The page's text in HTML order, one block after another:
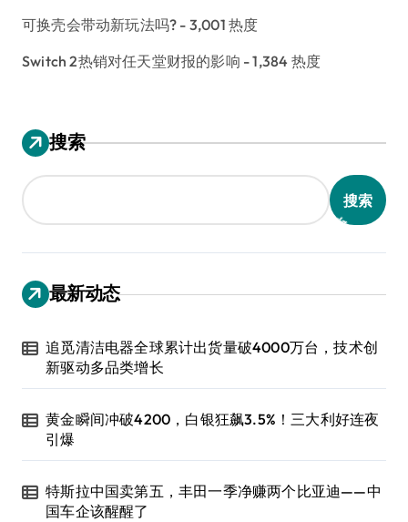
可换壳会带动新玩法吗? - 3,001 热度
Switch 2热销对任天堂财报的影响 - 1,384 热度
搜索
搜索
最新动态
追觅清洁电器全球累计出货量破4000万台，技术创
新驱动多品类增长
黄金瞬间冲破4200，白银狂飙3.5%！三大利好连夜
引爆
特斯拉中国卖第五，丰田一季净赚两个比亚迪——中
国车企该醒醒了